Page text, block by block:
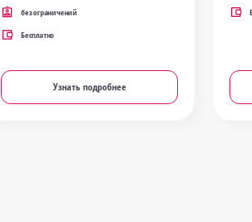
без ограничений
Бесплатно
Узнать подробнее